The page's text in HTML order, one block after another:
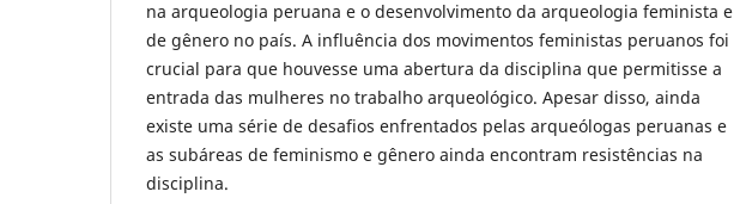
na arqueologia peruana e o desenvolvimento da arqueologia feminista e
de gênero no país. A influência dos movimentos feministas peruanos foi
crucial para que houvesse uma abertura da disciplina que permitisse a
entrada das mulheres no trabalho arqueológico. Apesar disso, ainda
existe uma série de desafios enfrentados pelas arqueólogas peruanas e
as subáreas de feminismo e gênero ainda encontram resistências na
disciplina.